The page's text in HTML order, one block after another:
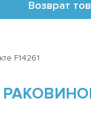
Возврат
F14261